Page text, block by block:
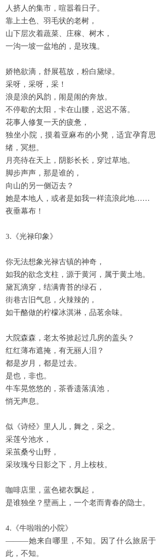
人挤人的集市，喧嚣着日子。
靠上土色、羽毛状的老树，
山下层次着蔬菜、庄稼、树木，
一沟一坡一盆地的，是玫瑰。
娇艳欲滴，舒展苞放，粉白黛绿。
采呀，采呀，采！
浪是浪的风韵，闹是闹的奔放。
不停歇的太阳，卡在山腰，迟迟不落。
花事人修复一天的疲惫，
独坐小院，摸着亚麻布的小凳，适宜孕育思
绪，冥想。
月亮待在天上，阴影长长，穿过草地。
脚步声声，那是谁的，
向山的另一侧迈去？
她是本地人，或者是如我一样流浪此地……
夜垂幕布！
3.《光禄印象》
你无法想象光禄古镇的神奇，
如我的欲念支柱，源于黄河，属于黄土地。
黛瓦滴穿，结满青苔的绿石，
街巷古旧气息，火辣辣的，
如干酪做的柠檬冰淇淋，品茗余味。
大院森森，老太爷掀起过几房的盖头？
红红薄布遮掩，有无丽人泪？
都是岁月，都是过去。
是也，非也。
牛车晃悠悠的，茶香遗落滇池，
悄无声息。
似《诗经》里人儿，舞之，采之。
采莲兮池水，
采茧桑兮山野，
采玫瑰兮日影之下，月上桉枝。
咖啡店里，蓝色裙衣飘起，
是谁独坐？壁画上，一个老而青春的隐士。
4.《牛啦啦的小院》
———她来自哪里，不知。因了什么旅居于
此，不知。